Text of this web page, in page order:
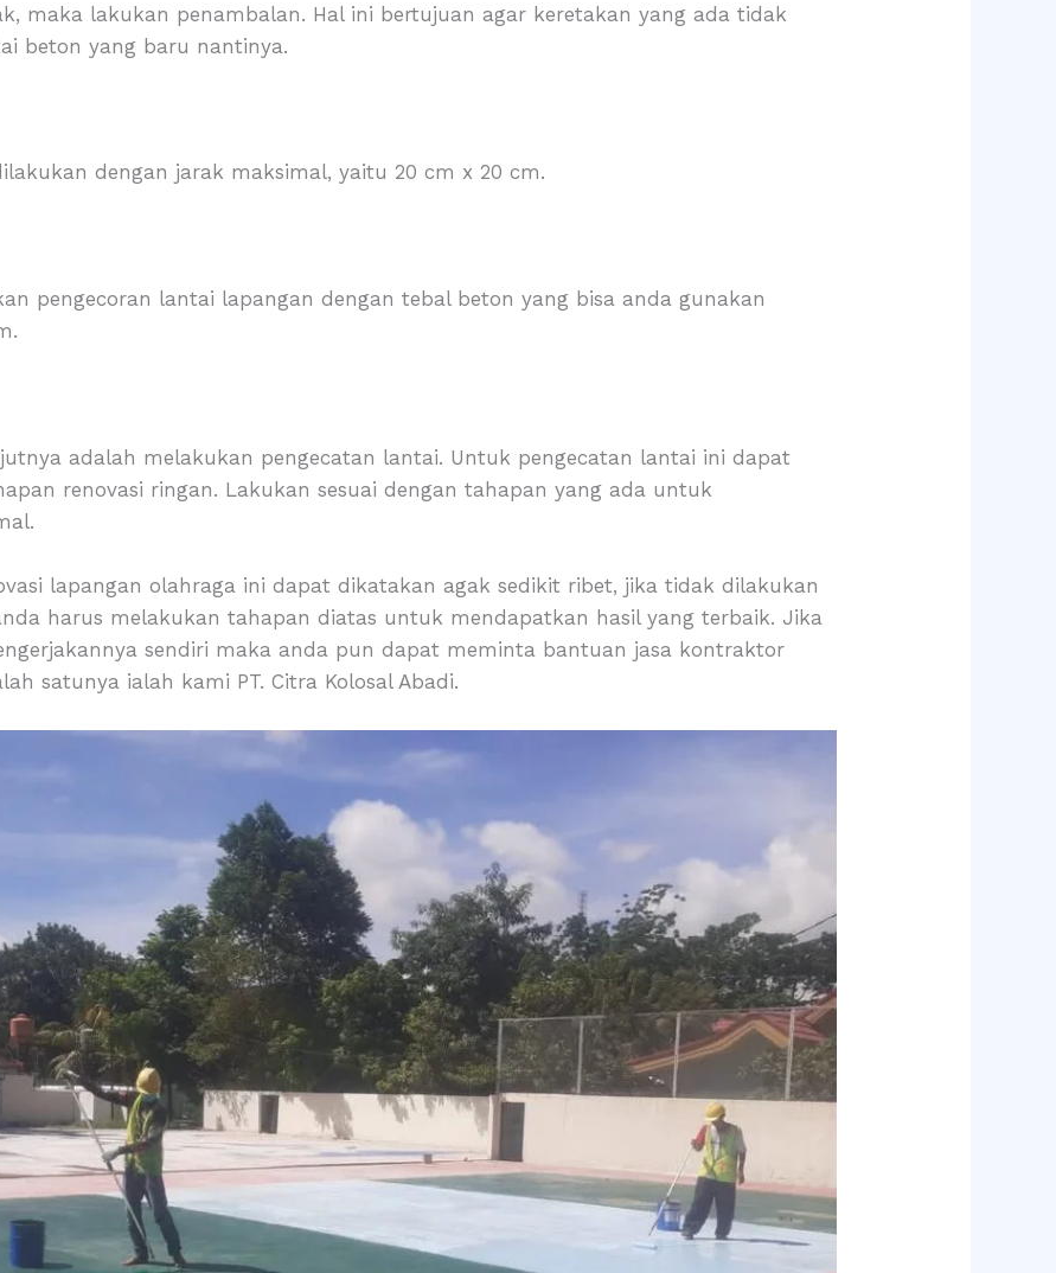
maka lakukan penambalan. Hal ini bertujuan agar keretakan yang ada tidak
beton yang baru nantinya.
dengan jarak maksimal, yaitu 20 cm x 20 cm.
pengecoran lantai lapangan dengan tebal beton yang bisa anda gunakan
adalah melakukan pengecatan lantai. Untuk pengecatan lantai ini dapat
renovasi ringan. Lakukan sesuai dengan tahapan yang ada untuk
lapangan olahraga ini dapat dikatakan agak sedikit ribet, jika tidak dilakukan
harus melakukan tahapan diatas untuk mendapatkan hasil yang terbaik. Jika
sendiri maka anda pun dapat meminta bantuan jasa kontraktor
satunya ialah kami PT. Citra Kolosal Abadi.